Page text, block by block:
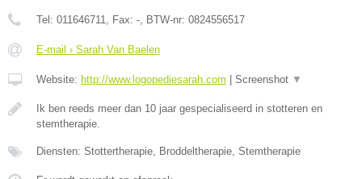
Tel: 011646711 , Fax: - , BTW-nr: 0824556517
E-mail › Sarah Van Baelen
Website: http://www.logopediesarah.com | Screenshot ▼
Ik ben reeds meer dan 10 jaar gespecialiseerd in stotteren en
stemtherapie.
Diensten: Stottertherapie, Broddeltherapie, Stemtherapie